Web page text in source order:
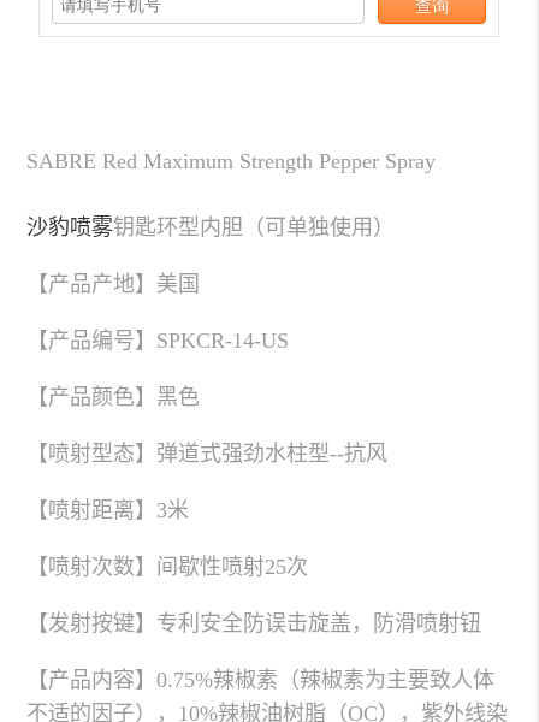
SABRE Red Maximum Strength Pepper Spray
沙豹喷雾钥匙环型内胆（可单独使用）
【产品产地】美国
【产品编号】SPKCR-14-US
【产品颜色】黑色
【喷射型态】弹道式强劲水柱型--抗风
【喷射距离】3米
【喷射次数】间歇性喷射25次
【发射按键】专利安全防误击旋盖，防滑喷射钮
【产品内容】0.75%辣椒素（辣椒素为主要致人体
不适的因子），10%辣椒油树脂（OC），紫外线染